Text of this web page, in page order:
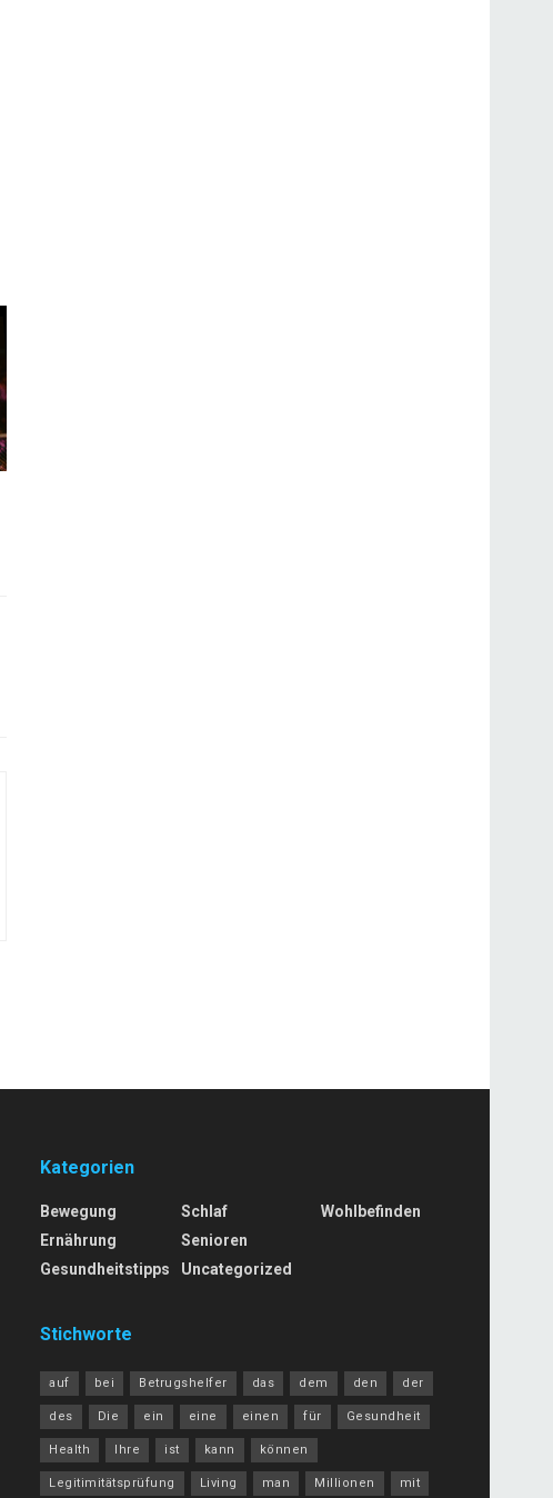
Kategorien
Bewegung
Ernährung
Gesundheitstipps
Schlaf
Senioren
Uncategorized
Wohlbefinden
Stichworte
auf bei Betrugshelfer das dem den der
des Die ein eine einen für Gesundheit
Health Ihre ist kann können
Legitimitätsprüfung Living man Millionen mit